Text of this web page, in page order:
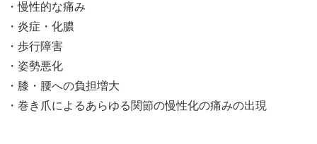
・慢性的な痛み
・炎症・化膿
・歩行障害
・姿勢悪化
・膝・腰への負担増大
・巻き爪によるあらゆる関節の慢性化の痛みの出現